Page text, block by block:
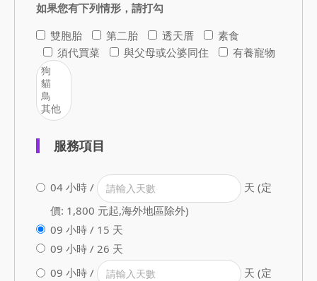
如果您有下列情形，請打勾
雙胞胎
第二胎 透天厝
素食
須代買菜
與父母或公婆同住 有養寵物
服務項目
04 小時 /
天 (定
價: 1,800 元起,海外地區除外)
09 小時 / 15 天
09 小時 / 26 天
09 小時 /
天 (定